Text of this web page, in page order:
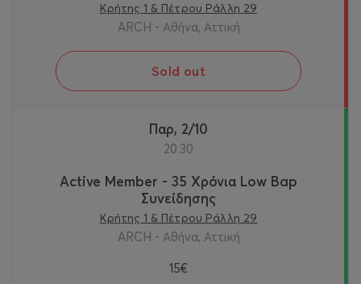
Κρήτης 1 & Πέτρου Ράλλη 29
ARCH - Αθήνα, Αττική
Sold out
Παρ, 2/10
20:30
Active Member - 35 Χρόνια Low Bap
Συνείδησης
Κρήτης 1 & Πέτρου Ράλλη 29
ARCH - Αθήνα, Αττική
15€